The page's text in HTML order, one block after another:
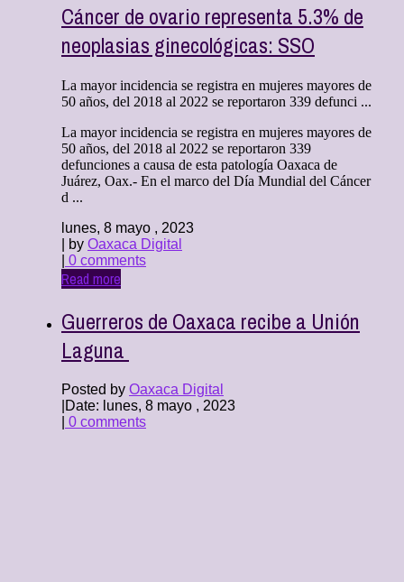
Cáncer de ovario representa 5.3% de
neoplasias ginecológicas: SSO
La mayor incidencia se registra en mujeres mayores de
50 años, del 2018 al 2022 se reportaron 339 defunci ...
La mayor incidencia se registra en mujeres mayores de
50 años, del 2018 al 2022 se reportaron 339
defunciones a causa de esta patología Oaxaca de
Juárez, Oax.- En el marco del Día Mundial del Cáncer
d ...
lunes, 8 mayo , 2023
| by Oaxaca Digital
0 comments
Read more
Guerreros de Oaxaca recibe a Unión
Laguna
Posted by Oaxaca Digital
Date: lunes, 8 mayo , 2023
0 comments